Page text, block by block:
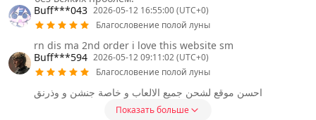
Buff***043 2026-05-12 16:55:00 (UTC+0)
Благословение полой луны
rn dis ma 2nd order i love this website sm
Buff***594 2026-05-12 09:11:02 (UTC+0)
Благословение полой луны
احسن موقع لشحن جميع الالعاب و خاصة جنشن و وذرنق
Показать больше